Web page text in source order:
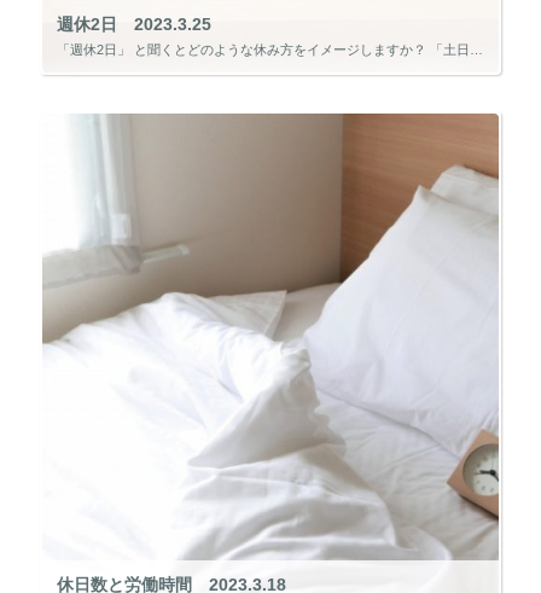
週休2日 2023.3.25
「週休2日」 と聞くとどのような休み方をイメージしますか？ 「土日休み」 「週に2日休み」 をイメージしそうですが、それは間違いです。 求人票などの週休2日は、 「1年を通して月に1回以上、2日間の休みがある週があること […]
休日数と労働時間 2023.3.18